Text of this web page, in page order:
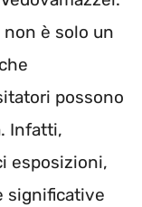
è solo un
possono
Infatti,
esposizioni,
significative